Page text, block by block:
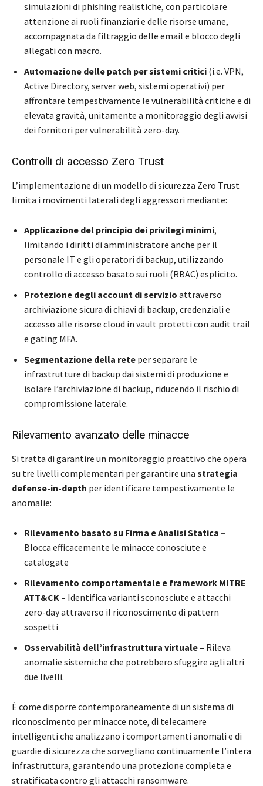
simulazioni di phishing realistiche, con particolare
attenzione ai ruoli finanziari e delle risorse umane,
accompagnata da filtraggio delle email e blocco degli
allegati con macro.
Automazione delle patch per sistemi critici (i.e. VPN,
Active Directory, server web, sistemi operativi) per
affrontare tempestivamente le vulnerabilità critiche e di
elevata gravità, unitamente a monitoraggio degli avvisi
dei fornitori per vulnerabilità zero-day.
Controlli di accesso Zero Trust
L’implementazione di un modello di sicurezza Zero Trust
limita i movimenti laterali degli aggressori mediante:
Applicazione del principio dei privilegi minimi,
limitando i diritti di amministratore anche per il
personale IT e gli operatori di backup, utilizzando
controllo di accesso basato sui ruoli (RBAC) esplicito.
Protezione degli account di servizio attraverso
archiviazione sicura di chiavi di backup, credenziali e
accesso alle risorse cloud in vault protetti con audit trail
e gating MFA.
Segmentazione della rete per separare le
infrastrutture di backup dai sistemi di produzione e
isolare l’archiviazione di backup, riducendo il rischio di
compromissione laterale.
Rilevamento avanzato delle minacce
Si tratta di garantire un monitoraggio proattivo che opera
su tre livelli complementari per garantire una strategia
defense-in-depth per identificare tempestivamente le
anomalie:
Rilevamento basato su Firma e Analisi Statica –
Blocca efficacemente le minacce conosciute e
catalogate
Rilevamento comportamentale e framework MITRE
ATT&CK – Identifica varianti sconosciute e attacchi
zero-day attraverso il riconoscimento di pattern
sospetti
Osservabilità dell’infrastruttura virtuale – Rileva
anomalie sistemiche che potrebbero sfuggire agli altri
due livelli.
È come disporre contemporaneamente di un sistema di
riconoscimento per minacce note, di telecamere
intelligenti che analizzano i comportamenti anomali e di
guardie di sicurezza che sorvegliano continuamente l’intera
infrastruttura, garantendo una protezione completa e
stratificata contro gli attacchi ransomware.